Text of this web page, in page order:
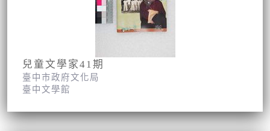
兒童文學家41期
臺中市政府文化局
臺中文學館